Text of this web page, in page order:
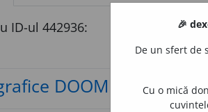
ID-ul 442936:
DOOM
🎉
De un sfert de
Cu o mică